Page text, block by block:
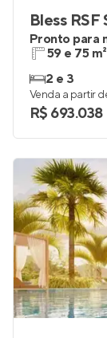
Bless
Pronto para
59 e 75 m²
2 e 3
Venda a partir
R$ 693.038